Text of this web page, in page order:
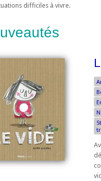
difficiles à vivre.